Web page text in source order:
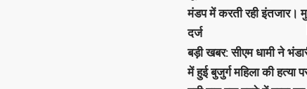
मंडप में करती रही इंतजार।
दर्ज
बड़ी खबर: सीएम धामी ने
में हुई बुजुर्ग महिला की हत्या